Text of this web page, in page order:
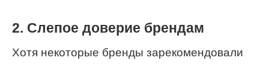
2. Слепое доверие брендам
Хотя некоторые бренды зарекомендовали